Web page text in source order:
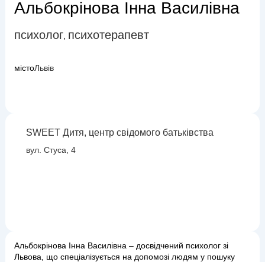
Альбокрінова Інна Василівна
психолог, психотерапевт
містоЛьвів
SWEET Дитя, центр свідомого батьківства
вул. Стуса, 4
Альбокрінова Інна Василівна – досвідчений психолог зі
Львова, що спеціалізується на допомозі людям у пошуку